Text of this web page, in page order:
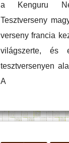
a Kenguru
Tesztverseny
verseny francia
világszerte, és
tesztversenyen
A